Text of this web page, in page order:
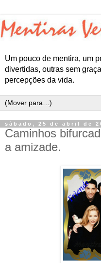
Um pouco de mentira, um
divertidas, outras sem
percepções da vida.
sábado, 25 de abril de
Caminhos
a amizade.